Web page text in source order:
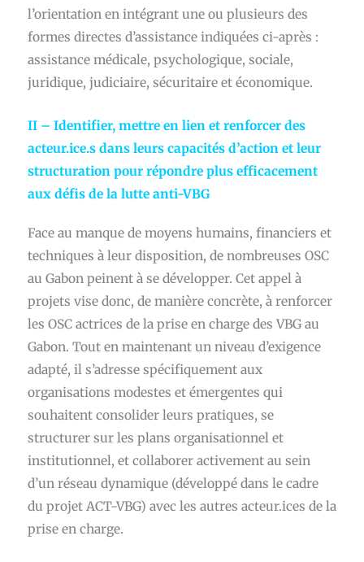
l’orientation en intégrant une ou plusieurs des
formes directes d’assistance indiquées ci-après :
assistance médicale, psychologique, sociale,
juridique, judiciaire, sécuritaire et économique.
II – Identifier, mettre en lien et renforcer des
acteur.ice.s dans leurs capacités d’action et leur
structuration pour répondre plus efficacement
aux défis de la lutte anti-VBG
Face au manque de moyens humains, financiers et
techniques à leur disposition, de nombreuses OSC
au Gabon peinent à se développer. Cet appel à
projets vise donc, de manière concrète, à renforcer
les OSC actrices de la prise en charge des VBG au
Gabon. Tout en maintenant un niveau d’exigence
adapté, il s’adresse spécifiquement aux
organisations modestes et émergentes qui
souhaitent consolider leurs pratiques, se
structurer sur les plans organisationnel et
institutionnel, et collaborer activement au sein
d’un réseau dynamique (développé dans le cadre
du projet ACT-VBG) avec les autres acteur.ices de la
prise en charge.